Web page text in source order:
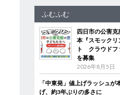
ふむふむ
四日市の公害
本『スモックリ
ト クラウドフ
を募集
2026年8月5日
「中東発」値上げラッシュ
げ、約3年ぶりの多さに